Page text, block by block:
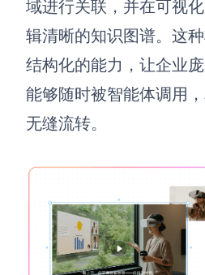
域进行关联，并在可视
辑清晰的知识图谱。这
结构化的能力，让企业
能够随时被智能体调用
无缝流转。